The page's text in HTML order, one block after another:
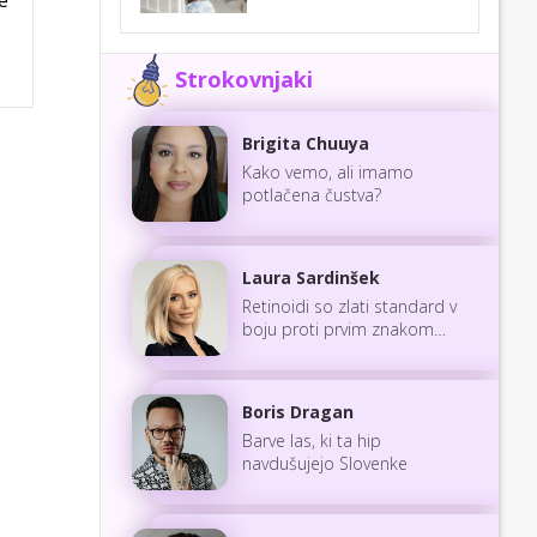
Strokovnjaki
Brigita Chuuya
Kako vemo, ali imamo
potlačena čustva?
Laura Sardinšek
Retinoidi so zlati standard v
boju proti prvim znakom
Boris Dragan
Barve las, ki ta hip
navdušujejo Slovenke